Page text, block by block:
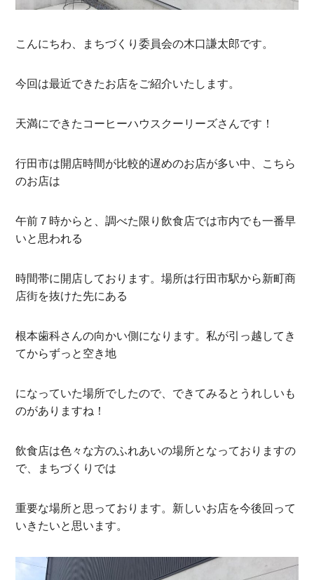
こんにちわ、まちづくり委員会の木口謙太郎です。
今回は最近できたお店をご紹介いたします。
天満にできたコーヒーハウスクーリーズさんです！
行田市は開店時間が比較的遅めのお店が多い中、こちら
のお店は
午前７時からと、調べた限り飲食店では市内でも一番早
いと思われる
時間帯に開店しております。場所は行田市駅から新町商
店街を抜けた先にある
根本歯科さんの向かい側になります。私が引っ越してき
てからずっと空き地
になっていた場所でしたので、できてみるとうれしいも
のがありますね！
飲食店は色々な方のふれあいの場所となっておりますの
で、まちづくりでは
重要な場所と思っております。新しいお店を今後回って
いきたいと思います。